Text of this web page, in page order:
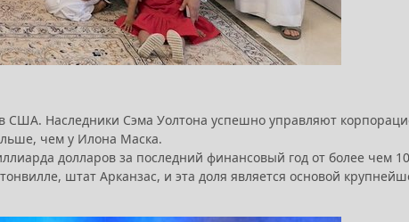
США. Наследники Сэма Уолтона успешно управляют
чем у Илона Маска.
долларов за последний финансовый год от более чем 10
штат Арканзас, и эта доля является основой